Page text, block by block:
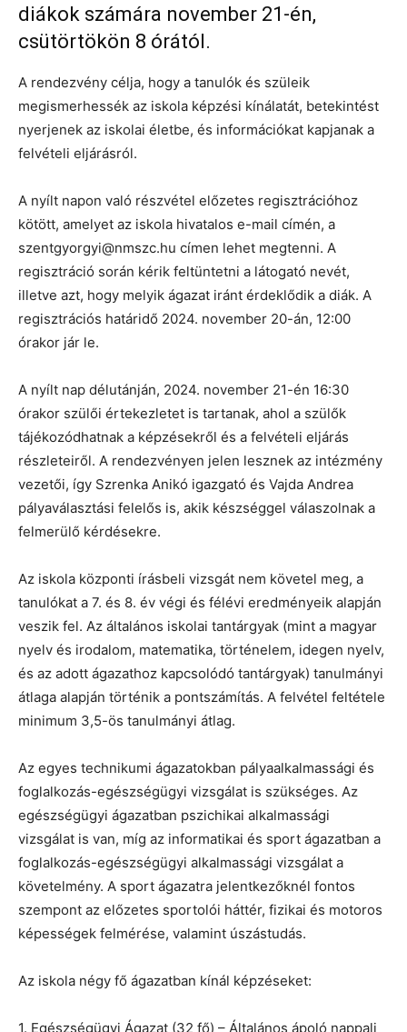
diákok számára november 21-én,
csütörtökön 8 órától.
A rendezvény célja, hogy a tanulók és szüleik
megismerhessék az iskola képzési kínálatát, betekintést
nyerjenek az iskolai életbe, és információkat kapjanak a
felvételi eljárásról.
A nyílt napon való részvétel előzetes regisztrációhoz
kötött, amelyet az iskola hivatalos e-mail címén, a
szentgyorgyi@nmszc.hu címen lehet megtenni. A
regisztráció során kérik feltüntetni a látogató nevét,
illetve azt, hogy melyik ágazat iránt érdeklődik a diák. A
regisztrációs határidő 2024. november 20-án, 12:00
órakor jár le.
A nyílt nap délutánján, 2024. november 21-én 16:30
órakor szülői értekezletet is tartanak, ahol a szülők
tájékozódhatnak a képzésekről és a felvételi eljárás
részleteiről. A rendezvényen jelen lesznek az intézmény
vezetői, így Szrenka Anikó igazgató és Vajda Andrea
pályaválasztási felelős is, akik készséggel válaszolnak a
felmerülő kérdésekre.
Az iskola központi írásbeli vizsgát nem követel meg, a
tanulókat a 7. és 8. év végi és félévi eredményeik alapján
veszik fel. Az általános iskolai tantárgyak (mint a magyar
nyelv és irodalom, matematika, történelem, idegen nyelv,
és az adott ágazathoz kapcsolódó tantárgyak) tanulmányi
átlaga alapján történik a pontszámítás. A felvétel feltétele
minimum 3,5-ös tanulmányi átlag.
Az egyes technikumi ágazatokban pályaalkalmassági és
foglalkozás-egészségügyi vizsgálat is szükséges. Az
egészségügyi ágazatban pszichikai alkalmassági
vizsgálat is van, míg az informatikai és sport ágazatban a
foglalkozás-egészségügyi alkalmassági vizsgálat a
követelmény. A sport ágazatra jelentkezőknél fontos
szempont az előzetes sportolói háttér, fizikai és motoros
képességek felmérése, valamint úszástudás.
Az iskola négy fő ágazatban kínál képzéseket:
1. Egészségügyi Ágazat (32 fő) – Általános ápoló nappali